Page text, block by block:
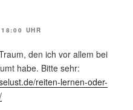
UHR
den ich vor allem bei
habe. Bitte sehr:
reiten-lernen-oder-